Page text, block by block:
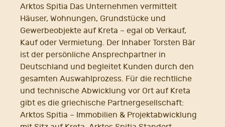
Arktos Spitia Das Unternehmen vermittelt
Häuser, Wohnungen, Grundstücke und
Gewerbeobjekte auf Kreta – egal ob Verkauf,
Kauf oder Vermietung. Der Inhaber Torsten Bär
ist der persönliche Ansprechpartner in
Deutschland und begleitet Kunden durch den
gesamten Auswahlprozess. Für die rechtliche
und technische Abwicklung vor Ort auf Kreta
gibt es die griechische Partnergesellschaft:
Arktos Spitia – Immobilien & Projektabwicklung